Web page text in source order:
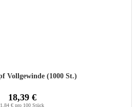
4,0 x 20mm TX20 Senkkopf Vollgewinde (1000 St.)
18,39 €
1,84 € pro 100 Stück